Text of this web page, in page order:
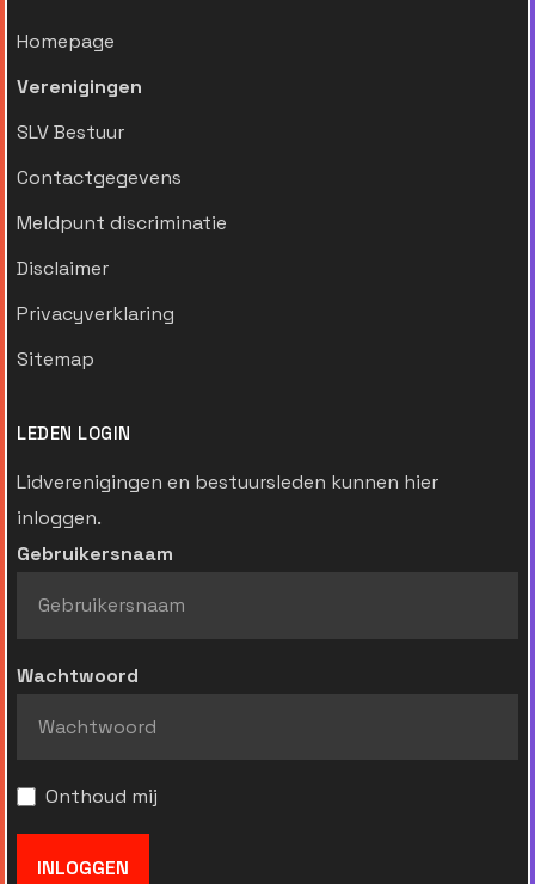
Homepage
Verenigingen
SLV Bestuur
Contactgegevens
Meldpunt discriminatie
Disclaimer
Privacyverklaring
Sitemap
LEDEN LOGIN
Lidverenigingen en bestuursleden kunnen hier
inloggen.
Gebruikersnaam
Wachtwoord
Onthoud mij
INLOGGEN